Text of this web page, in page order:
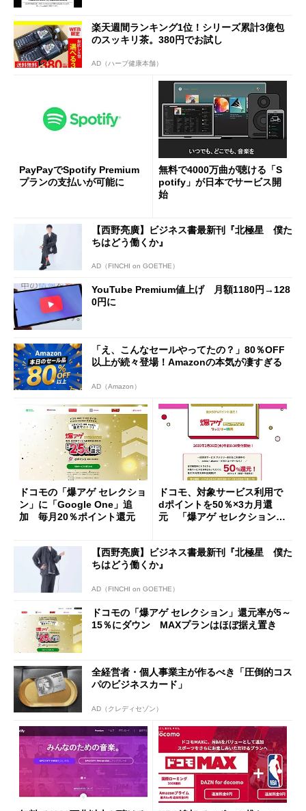
楽天週間ランキング1位！シリーズ累計3億包
のスッキリ茶。380円でお試し
AD（ハーブ健康本舗）
PayPayでSpotify Premium
プランの支払いが可能に
無料で4000万曲が聴ける「S
potify」が日本でサービス開
始
【西野亮廣】ビジネス書最新刊『北極星 僕た
ちはどう働くか』
AD（FINCHI on GOETHE）
YouTube Premium値上げ 月額1180円→128
0円に
「え、こんなセールやってたの？」80％OFF
以上が続々登場！Amazonの本気が凄すぎる
AD（Amazon）
ドコモの「爆アゲ セレクショ
ン」に「Google One」追
加 毎月20％ポイント還元
ドコモ、対象サービス利用で
dポイントを50％×3カ月還
元 「爆アゲ セレクション
【西野亮廣】ビジネス書最新刊『北極星 僕た
ちはどう働くか』
AD（FINCHI on GOETHE）
ドコモの「爆アゲ セレクション」還元率が5～
15％にダウン MAXプランはほぼ据え置き
全経営者・個人事業主が作るべき「圧倒的コス
パのビジネスカード」
AD（クレディセゾン）